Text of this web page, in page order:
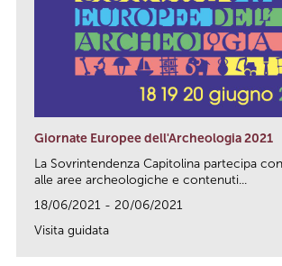
Giornate Europee dell'Archeologia 2021
La Sovrintendenza Capitolina partecipa
alle aree archeologiche e contenuti...
18/06/2021 - 20/06/2021
Visita guidata